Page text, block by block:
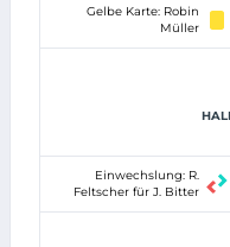
Gelbe Karte: Robin
Müller
Einwechslung: R.
Feltscher für J. Bitter